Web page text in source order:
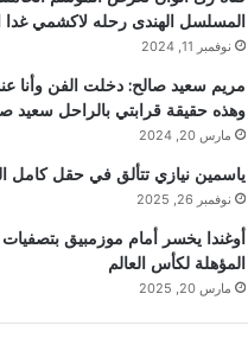
المسلسل الهندى رحله لاكشمي غدا
نوفمبر 11, 2024
وهذه حقيقة قرابتي بالراحل سعيد
مارس 20, 2024
ياسمين نيازي تتألق في حقل كامل
نوفمبر 26, 2025
أوغندا يخسر أمام موزمبيق بتصفيات
المؤهلة لكأس العالم
مارس 20, 2025